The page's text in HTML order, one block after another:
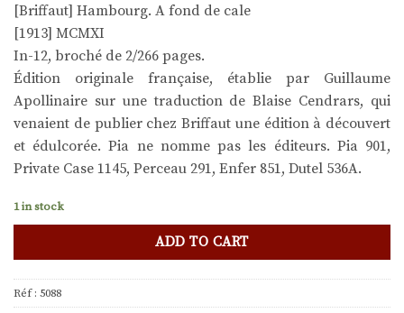
[Briffaut] Hambourg. A fond de cale
[1913] MCMXI
In-12, broché de 2/266 pages.
Édition originale française, établie par Guillaume
Apollinaire sur une traduction de Blaise Cendrars, qui
venaient de publier chez Briffaut une édition à découvert
et édulcorée. Pia ne nomme pas les éditeurs. Pia 901,
Private Case 1145, Perceau 291, Enfer 851, Dutel 536A.
1 in stock
ADD TO CART
Réf : 5088